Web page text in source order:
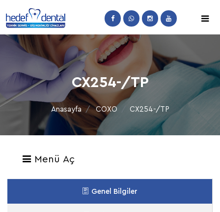
CX254-/TP
Anasayfa COXO CX254-/TP
Menü Aç
Genel Bilgiler